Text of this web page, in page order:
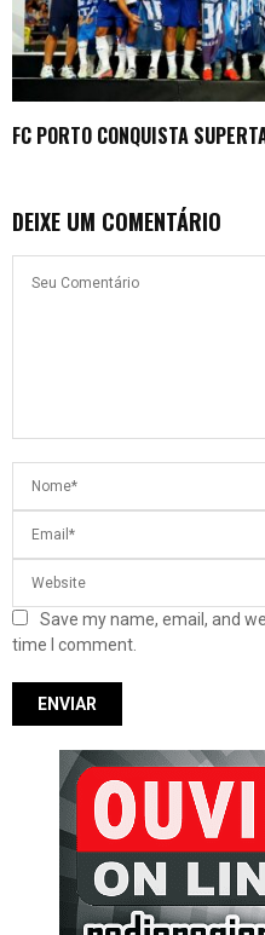
FC PORTO CONQUISTA
DEIXE UM COMENTÁRIO
Save my name, email, and
time I comment.